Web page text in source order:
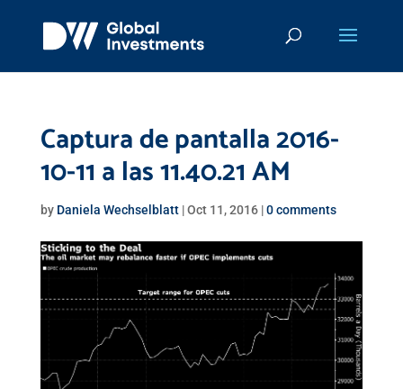
Captura de pantalla 2016-
10-11 a las 11.40.21 AM
by Daniela Wechselblatt|Oct 11, 2016|0 comments